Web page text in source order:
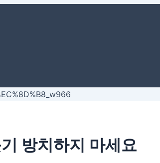
방치하지 마세요
이
웹